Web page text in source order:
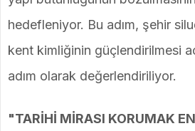
hedefleniyor. Bu adım, şehir
kent kimliğinin güçlendirilmesi
adım olarak değerlendiriliyor.
"TARİHİ MİRASI KORUMAK